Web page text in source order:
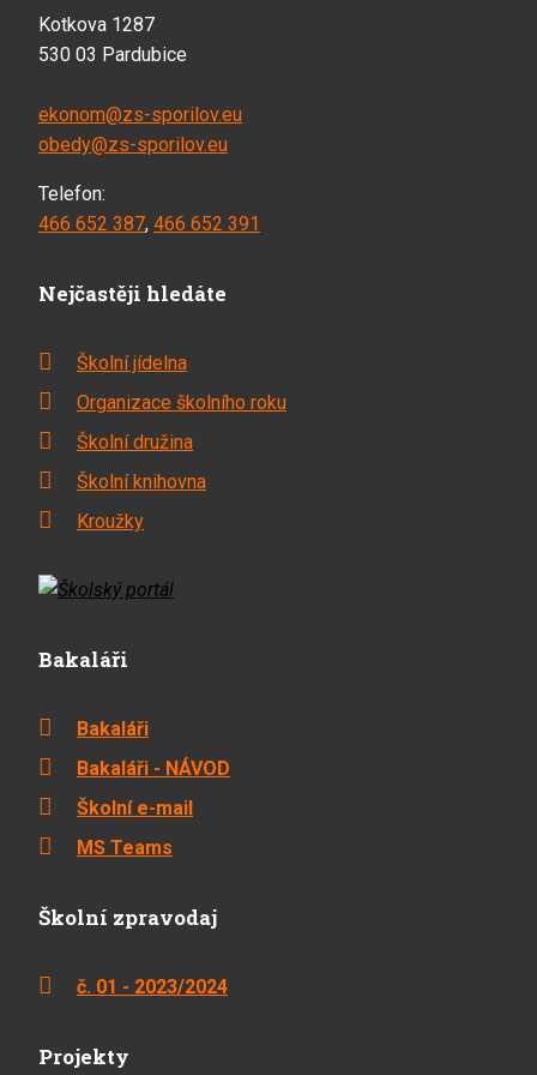
Kotkova 1287
530 03 Pardubice
ekonom@zs-sporilov.eu
obedy@zs-sporilov.eu
Telefon:
466 652 387, 466 652 391
Nejčastěji hledáte
Školní jídelna
Organizace školního roku
Školní družina
Školní knihovna
Kroužky
Bakaláři
Bakaláři
Bakaláři - NÁVOD
Školní e-mail
MS Teams
Školní zpravodaj
č. 01 - 2023/2024
Projekty